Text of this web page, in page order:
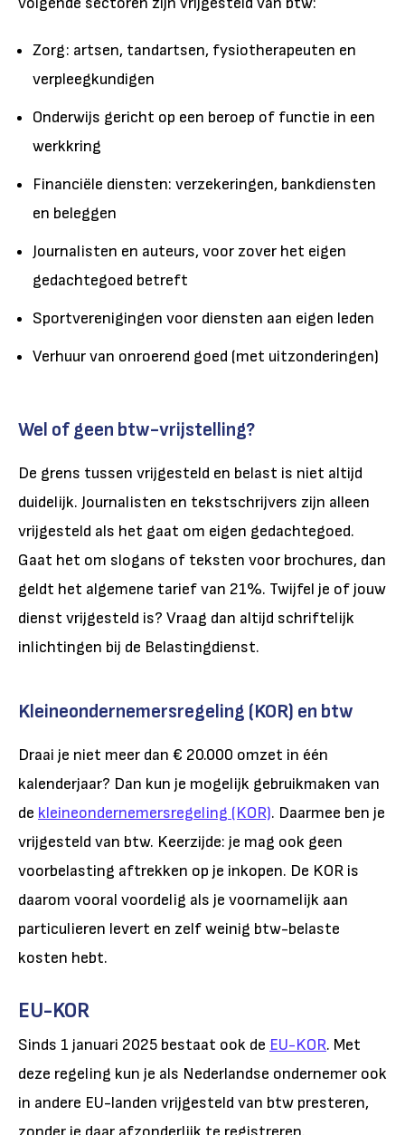
Zorg: artsen, tandartsen, fysiotherapeuten en
verpleegkundigen
Onderwijs gericht op een beroep of functie in een
werkkring
Financiële diensten: verzekeringen, bankdiensten
en beleggen
Journalisten en auteurs, voor zover het eigen
gedachtegoed betreft
Sportverenigingen voor diensten aan eigen leden
Verhuur van onroerend goed (met uitzonderingen)
Wel of geen btw-vrijstelling?
De grens tussen vrijgesteld en belast is niet altijd
duidelijk. Journalisten en tekstschrijvers zijn alleen
vrijgesteld als het gaat om eigen gedachtegoed.
Gaat het om slogans of teksten voor brochures, dan
geldt het algemene tarief van 21%. Twijfel je of jouw
dienst vrijgesteld is? Vraag dan altijd schriftelijk
inlichtingen bij de Belastingdienst.
Kleineondernemersregeling (KOR) en btw
Draai je niet meer dan € 20.000 omzet in één
kalenderjaar? Dan kun je mogelijk gebruikmaken van
de kleineondernemersregeling (KOR). Daarmee ben je
vrijgesteld van btw. Keerzijde: je mag ook geen
voorbelasting aftrekken op je inkopen. De KOR is
daarom vooral voordelig als je voornamelijk aan
particulieren levert en zelf weinig btw-belaste
kosten hebt.
EU-KOR
Sinds 1 januari 2025 bestaat ook de EU-KOR. Met
deze regeling kun je als Nederlandse ondernemer ook
in andere EU-landen vrijgesteld van btw presteren,